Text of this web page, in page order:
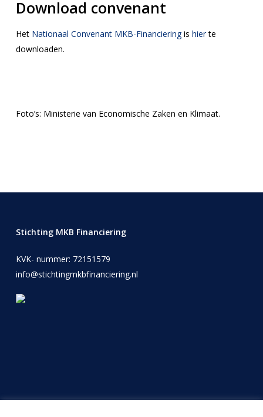
Download convenant
Het Nationaal Convenant MKB-Financieringis hierte
downloaden.
Foto’s: Ministerie van Economische Zaken en Klimaat.
Stichting MKB Financiering
KVK- nummer: 72151579
info@stichtingmkbfinanciering.nl